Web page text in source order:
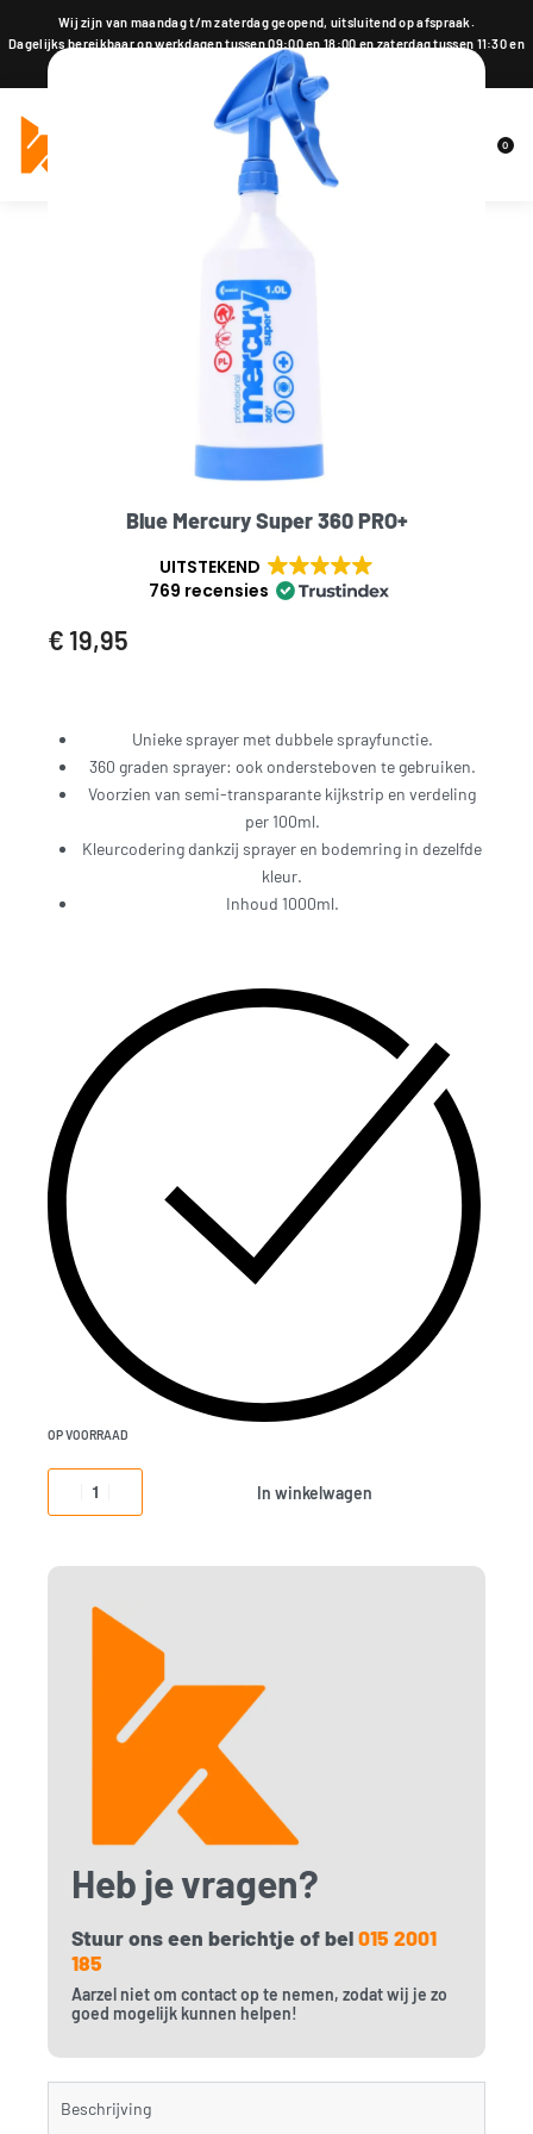
Wij zijn van maandag t/m zaterdag geopend, uitsluitend op afspraak.
Dagelijks bereikbaar op werkdagen tussen 09:00 en 18:00 en zaterdag tussen 11:30 en
18:00 op 015 2001 185
0
Blue Mercury Super 360 PRO+
UITSTEKEND
769 recensies
€ 19,95
Unieke sprayer met dubbele sprayfunctie.
360 graden sprayer: ook ondersteboven te gebruiken.
Voorzien van semi-transparante kijkstrip en verdeling
per 100ml.
Kleurcodering dankzij sprayer en bodemring in dezelfde
kleur.
Inhoud 1000ml.
OP VOORRAAD
In winkelwagen
Heb je vragen?
Stuur ons een berichtje of bel015 2001
185
Aarzel niet om contact op te nemen, zodat wij je zo
goed mogelijk kunnen helpen!
Beschrijving